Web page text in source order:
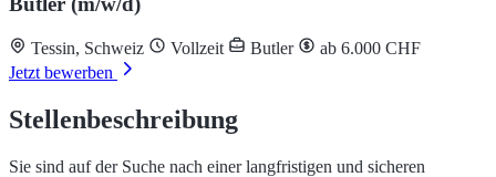
Tessin, Schweiz Vollzeit Butler
ab 6.000 CHF
Jetzt bewerben
Stellenbeschreibung
Sie sind auf der Suche nach einer langfristigen und sicheren